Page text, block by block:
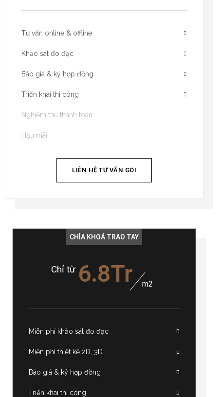
Tư vấn online & offline
Khảo sát đo đạc
Báo giá & ký hợp đồng
Triển khai thi công
Nghiệm thu thanh toán
Hậu mãi
LIÊN HỆ TƯ VẤN GÓI
CHÌA KHOÁ TRAO TAY
Chỉ từ 6.8Tr m2
Miễn phí khảo sát đo đạc
Miễn phí thiết kế 2D, 3D
Báo giá & ký hợp đồng
Triển khai thi công